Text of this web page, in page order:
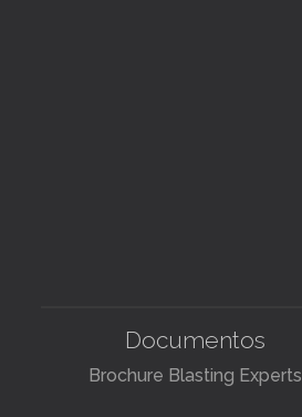
Documentos
Brochure Blasting Experts